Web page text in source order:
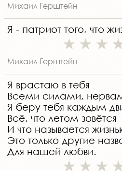
Михаил Герштейн
Я - патриот того, что
Михаил Герштейн
Я врастаю в тебя
Всеми силами,
Я беру тебя каждым
Всё, что летом зовётся
И что называется
Это только другие
Для нашей любви.